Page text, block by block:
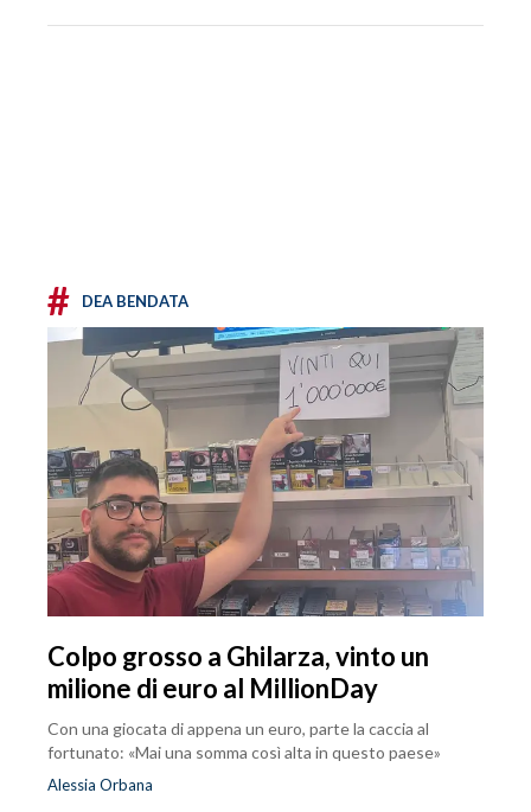
# DEA BENDATA
Colpo grosso a Ghilarza, vinto un
milione di euro al MillionDay
Con una giocata di appena un euro, parte la caccia al
fortunato: «Mai una somma così alta in questo paese»
Alessia Orbana